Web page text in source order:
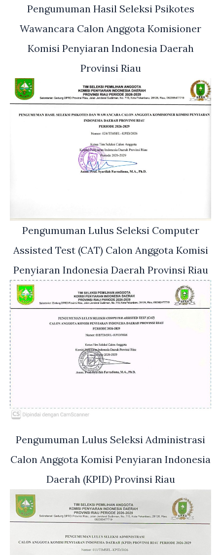
Pengumuman Hasil Seleksi Psikotes
Wawancara Calon Anggota Komisioner
Komisi Penyiaran Indonesia Daerah
Provinsi Riau
Pengumuman Lulus Seleksi Computer
Assisted Test (CAT) Calon Anggota Komisi
Penyiaran Indonesia Daerah Provinsi Riau
Pengumuman Lulus Seleksi Administrasi
Calon Anggota Komisi Penyiaran Indonesia
Daerah (KPID) Provinsi Riau